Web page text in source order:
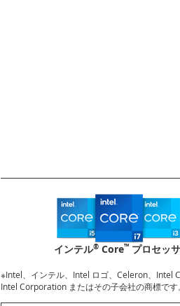
インテル®Core™プロセッ
※Intel、インテル、Intel ロゴ、Celeron、Intel
Intel Corporation またはその子会社の商標です。